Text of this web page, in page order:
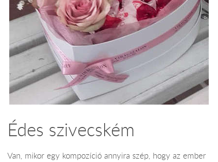
Édes szivecském
Van, mikor egy kompozíció annyira szép, hogy az ember